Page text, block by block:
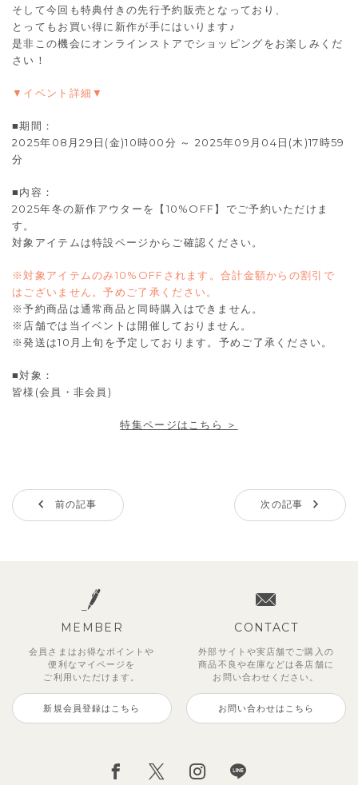
そして今回も特典付きの先行予約販売となっており、
とってもお買い得に新作が手にはいります♪
是非この機会にオンラインストアでショッピングをお楽しみくだ
さい！
▼イベント詳細▼
■期間：
2025年08月29日(金)10時00分 ～ 2025年09月04日(木)17時59
分
■内容：
2025年冬の新作アウターを【10%OFF】でご予約いただけま
す。
対象アイテムは特設ページからご確認ください。
※対象アイテムのみ10%OFFされます。合計金額からの割引で
はございません。予めご了承ください。
※予約商品は通常商品と同時購入はできません。
※店舗では当イベントは開催しておりません。
※発送は10月上旬を予定しております。予めご了承ください。
■対象：
皆様(会員・非会員)
特集ページはこちら ＞
前の記事 次の記事
MEMBER
会員さまはお得なポイントや
便利な マイページを
ご利用いただけます。
新規会員登録はこちら
CONTACT
外部サイトや実店舗でご購入の
商品不良や在庫などは各店舗に
お問い合わせください。
お問い合わせはこちら